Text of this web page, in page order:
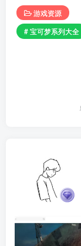
游戏资源
# 宝可梦系列大全